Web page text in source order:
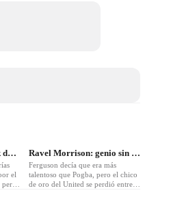
Hachim Mastour: crack de YouTube, no del campo
el
Ravel Morrison: genio sin disciplina
Ferguson decía que era más
talentoso que Pogba, pero el chico
de oro del United se perdió entre